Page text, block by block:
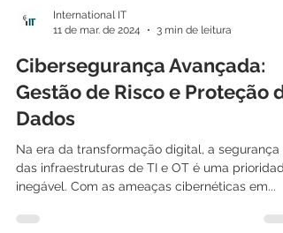
11 de mar. de 2024
3 min de leitura
Cibersegurança Avançada:
Gestão de Risco e Proteção
Dados
Na era da transformação digital, a segurança
inegável. Com as ameaças cibernéticas em...